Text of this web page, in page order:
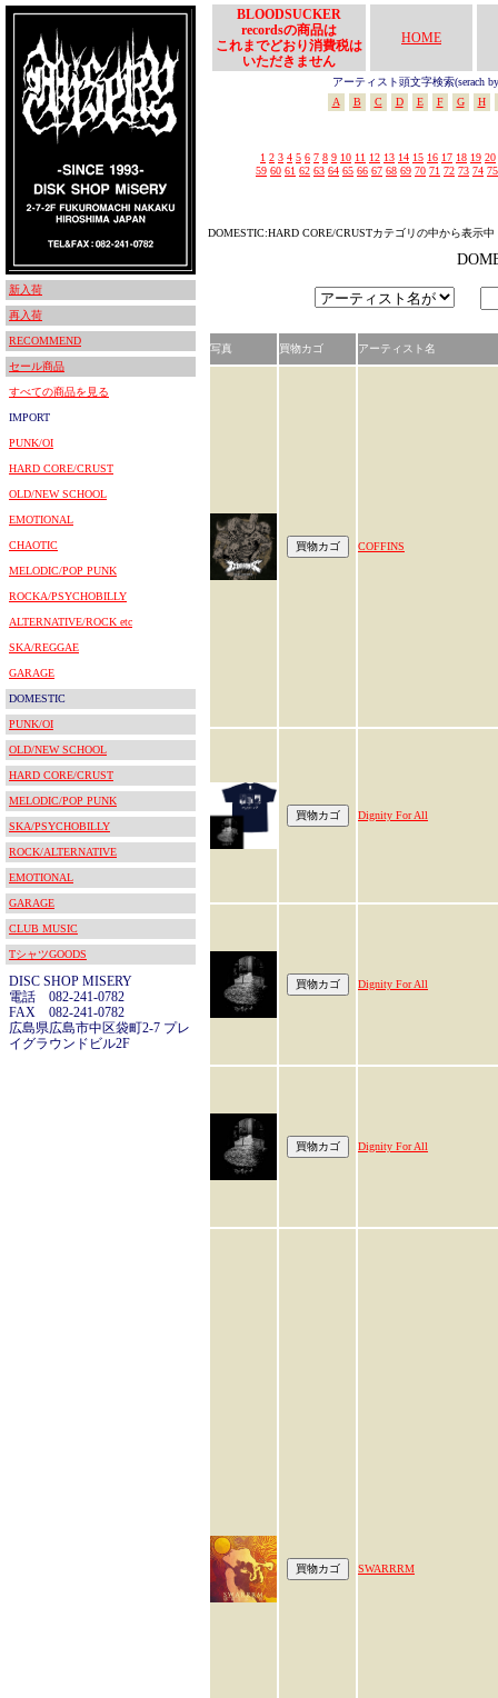
新入荷
再入荷
RECOMMEND
セール商品
すべての商品を見る
IMPORT
PUNK/OI
HARD CORE/CRUST
OLD/NEW SCHOOL
EMOTIONAL
CHAOTIC
MELODIC/POP PUNK
ROCKA/PSYCHOBILLY
ALTERNATIVE/ROCK etc
SKA/REGGAE
GARAGE
DOMESTIC
PUNK/OI
OLD/NEW SCHOOL
HARD CORE/CRUST
MELODIC/POP PUNK
SKA/PSYCHOBILLY
ROCK/ALTERNATIVE
EMOTIONAL
GARAGE
CLUB MUSIC
TシャツGOODS
DISC SHOP MISERY
電話 082-241-0782
FAX 082-241-0782
広島県広島市中区袋町2-7 プレ
イグラウンドビル2F
BLOODSUCKER
recordsの商品は
これまでどおり消費税は
いただきません
HOME
アーティスト頭文字検索(serach
A
B C D E F G H
1 2 3 4 5 6 7 8 9 10 11 12 13 14 15 16 17 18 19 20
59 60 61 62 63 64 65 66 67 68 69 70 71 72 73 74 75
DOMESTIC:HARD CORE/CRUSTカテゴリの中から表示中
写真 買物カゴ アーティスト名
COFFINS
Dignity For All
Dignity For All
Dignity For All
SWARRRM